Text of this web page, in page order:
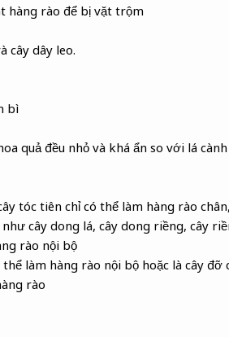
hàng rào để bị vặt trộm
cây dây leo.
bì
quả đều nhỏ và khá ẩn so với lá
tóc tiên chỉ có thể làm hàng rào chân,
cây dong lá, cây dong riềng, cây
rào nội bộ
làm hàng rào nội bộ hoặc là cây
rào